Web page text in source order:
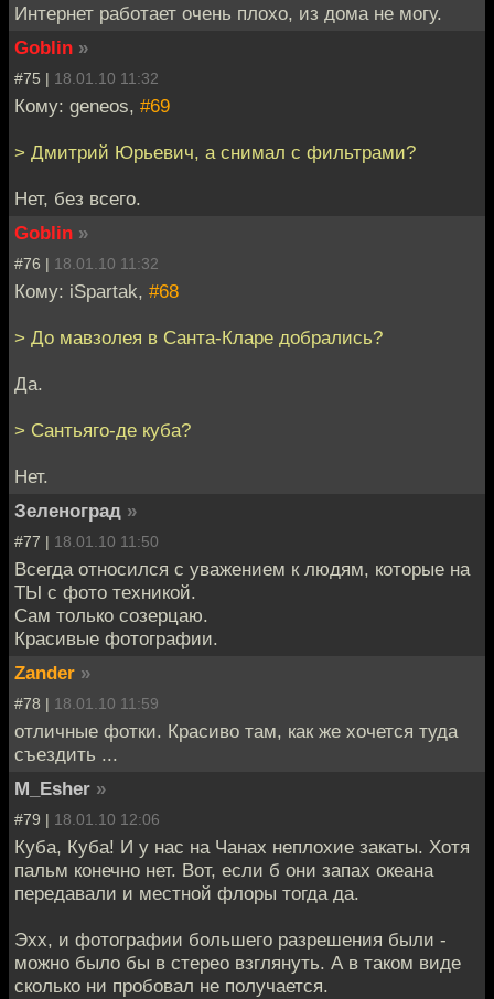
Интернет работает очень плохо, из дома не могу.
Goblin »
#75 | 18.01.10 11:32
Кому: geneos, #69
> Дмитрий Юрьевич, а снимал с фильтрами?
Нет, без всего.
Goblin »
#76 | 18.01.10 11:32
Кому: iSpartak, #68
> До мавзолея в Санта-Кларе добрались?
Да.
> Сантьяго-де куба?
Нет.
Зеленоград »
#77 | 18.01.10 11:50
Всегда относился с уважением к людям, которые на
ТЫ с фото техникой.
Сам только созерцаю.
Красивые фотографии.
Zander »
#78 | 18.01.10 11:59
отличные фотки. Красиво там, как же хочется туда
съездить ...
M_Esher »
#79 | 18.01.10 12:06
Куба, Куба! И у нас на Чанах неплохие закаты. Хотя
пальм конечно нет. Вот, если б они запах океана
передавали и местной флоры тогда да.
Эхх, и фотографии большего разрешения были -
можно было бы в стерео взглянуть. А в таком виде
сколько ни пробовал не получается.